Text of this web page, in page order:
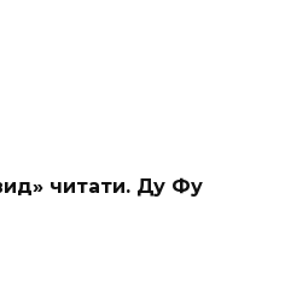
читати. Ду Фу